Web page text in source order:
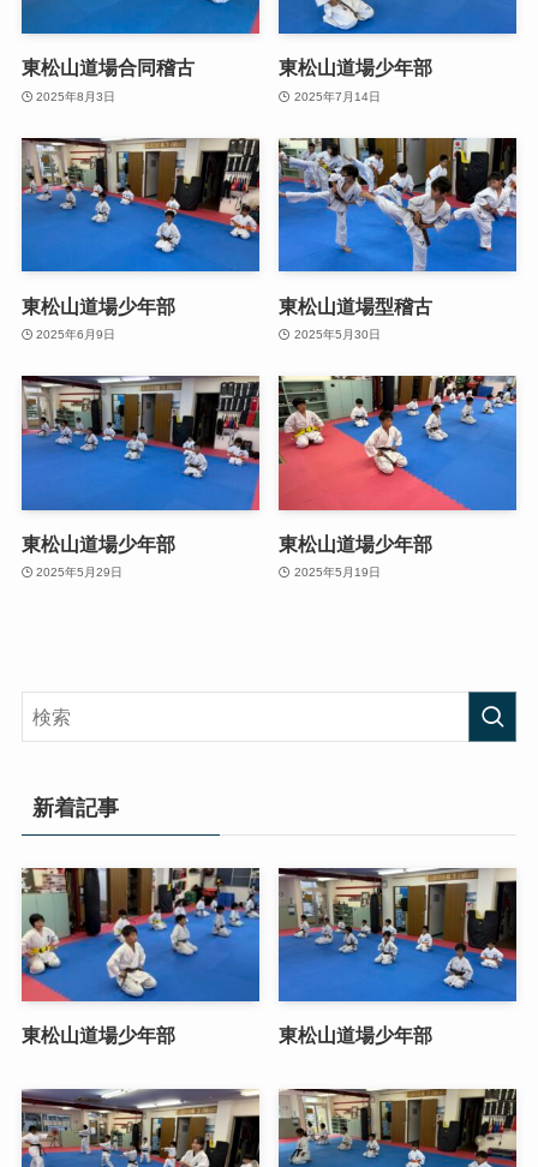
東松山道場合同稽古
2025年8月3日
東松山道場少年部
2025年7月14日
東松山道場少年部
2025年6月9日
東松山道場型稽古
2025年5月30日
東松山道場少年部
2025年5月29日
東松山道場少年部
2025年5月19日
新着記事
東松山道場少年部 東松山道場少年部